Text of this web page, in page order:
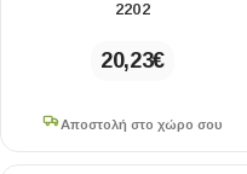
2202
20,23€
Αποστολή στο χώρο σου